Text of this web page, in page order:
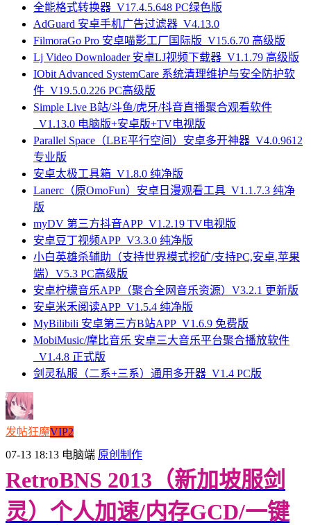
全能格式转换器_V17.4.5.648 PC绿色版
AdGuard 安卓手机广告过滤器_V4.13.0
FilmoraGo Pro 安卓喵影工厂国际版_V15.6.70 高级版
Lj Video Downloader 安卓LJ视频下载器_V1.1.79 高级版
IObit Advanced SystemCare 系统清理维护与安全防护软
件_V19.5.0.226 PC高级版
Simple Live B站/斗鱼/虎牙/抖音直播聚合观看软件
_V1.13.0 电脑版+安卓版+TV电视版
Parallel Space（LBE平行空间）安卓多开神器_V4.0.9612
专业版
安卓太极工具箱_V1.8.0 纯净版
Lanerc（原OmoFun）安卓日漫观看工具_V1.1.7.3 纯净
版
myDV 第三方抖音APP_V1.2.19 TV电视版
安卓豆丁视频APP_V3.3.0 纯净版
小白英雄杀辅助（支持世界模式挖矿/支持PC,安卓,苹果
端）V5.3 PC高级版
安卓柠檬音乐APP（聚合全网音乐资源）V3.2.1 更新版
安卓米禾阅读APP_V1.5.4 纯净版
MyBilibili 安卓第三方B站APP_V1.6.9 免费版
MobiMusic/摩比音乐 安卓三大音乐平台聚合播放软件
_V1.4.8 正式版
剑灵私服（二系+三系）通用多开器_V1.4 PC版
发帖狂魔VIP2
07-13 18:13 电脑端 原创制作
RetroBNS 2013（新加坡服剑
灵）个人加速/内存GCD/一键